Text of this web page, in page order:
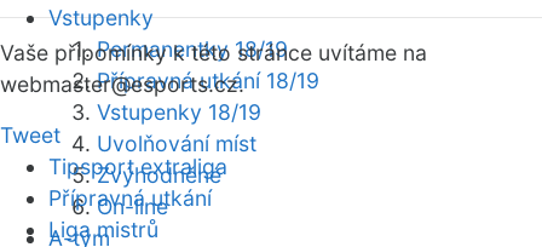
Vstupenky
Permanentky 18/19
Přípravná utkání 18/19
Vstupenky 18/19
Uvolňování míst
Zvýhodněné
On-line
A-tým
Vaše připomínky k této stránce uvítáme na
webmaster@esports.cz.
Tweet
Tipsport extraliga
Přípravná utkání
Liga mistrů